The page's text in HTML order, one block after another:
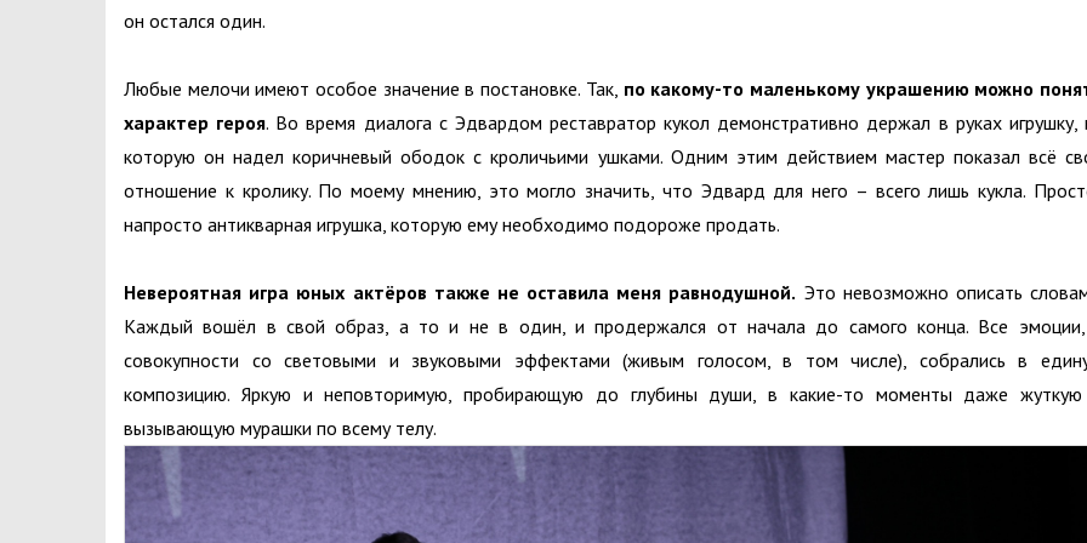
он остался один.
Любые мелочи имеют особое значение в постановке. Так, по какому-то маленькому украшению можно
характер героя. Во время диалога с Эдвардом реставратор кукол демонстративно держал в руках игрушку,
которую он надел коричневый ободок с кроличьими ушками. Одним этим действием мастер показал всё
отношение к кролику. По моему мнению, это могло значить, что Эдвард для него – всего лишь кукла.
напросто антикварная игрушка, которую ему необходимо подороже продать.
Невероятная игра юных актёров также не оставила меня равнодушной. Это невозможно описать
Каждый вошёл в свой образ, а то и не в один, и продержался от начала до самого конца. Все
совокупности со световыми и звуковыми эффектами (живым голосом, в том числе), собрались в
композицию. Яркую и неповторимую, пробирающую до глубины души, в какие-то моменты даже
вызывающую мурашки по всему телу.